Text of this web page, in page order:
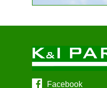
Facebook